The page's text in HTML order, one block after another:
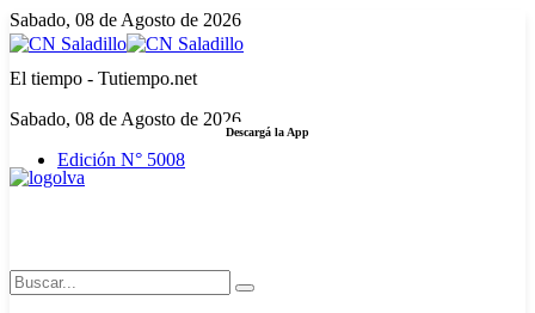
Sabado, 08 de Agosto de 2026
El tiempo - Tutiempo.net
Sabado, 08 de Agosto de 2026
Edición N° 5008
Descargá la App